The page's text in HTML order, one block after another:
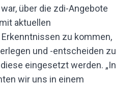
über die zdi-Angebote
aktuellen
zu kommen,
und -entscheiden zu
eingesetzt werden. „In
wir uns in einem